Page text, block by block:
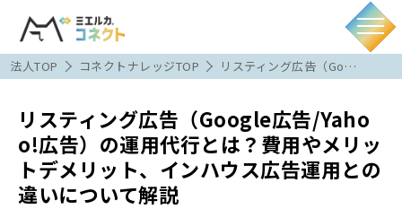
法人TOP コネクトナレッジTOP リスティング広告（Go…
リスティング広告（Google広告/Yaho
o!広告）の運用代行とは？費用やメリッ
トデメリット、インハウス広告運用との
違いについて解説